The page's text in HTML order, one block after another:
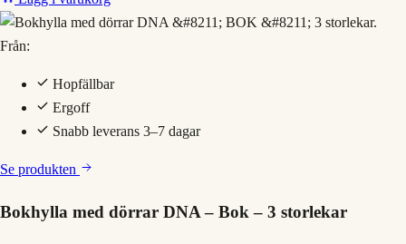
Hopfällbar
Ergoff
Snabb leverans 3–7 dagar
Se produkten
Bokhylla med dörrar DNA – Bok – 3 storlekar